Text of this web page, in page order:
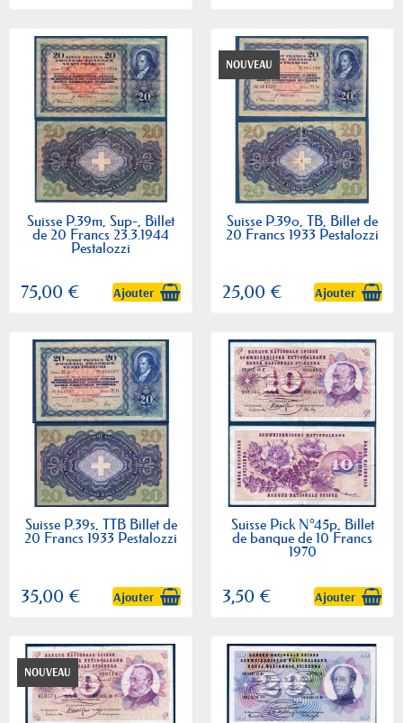
Suisse P.39m, Sup-, Billet
de 20 Francs 23.3.1944
Pestalozzi
75,00 € Ajouter
NOUVEAU
Suisse P.39o, TB, Billet de
20 Francs 1933 Pestalozzi
25,00 € Ajouter
Suisse P.39s, TTB Billet de
20 Francs 1933 Pestalozzi
35,00 € Ajouter
Suisse Pick N°45p, Billet
de banque de 10 Francs
1970
3,50 € Ajouter
NOUVEAU